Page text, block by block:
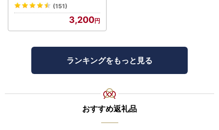
(151)
3,200
ランキングをもっと見る
おすすめ返礼品